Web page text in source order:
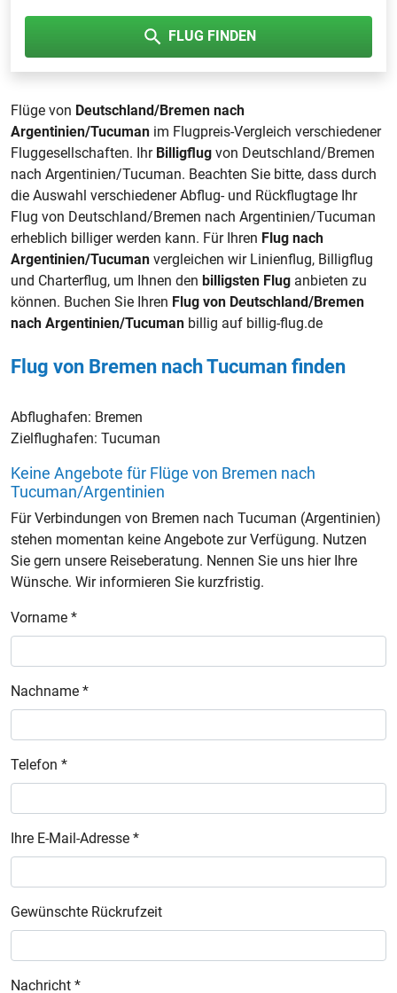
FLUG FINDEN
Flüge von Deutschland/Bremen nach
Argentinien/Tucuman im Flugpreis-Vergleich verschiedener
Fluggesellschaften. Ihr Billigflug von Deutschland/Bremen
nach Argentinien/Tucuman. Beachten Sie bitte, dass durch
die Auswahl verschiedener Abflug- und Rückflugtage Ihr
Flug von Deutschland/Bremen nach Argentinien/Tucuman
erheblich billiger werden kann. Für Ihren Flug nach
Argentinien/Tucuman vergleichen wir Linienflug, Billigflug
und Charterflug, um Ihnen den billigsten Flug anbieten zu
können. Buchen Sie Ihren Flug von Deutschland/Bremen
nach Argentinien/Tucuman billig auf billig-flug.de
Flug von Bremen nach Tucuman finden
Abflughafen: Bremen
Zielflughafen: Tucuman
Keine Angebote für Flüge von Bremen nach
Tucuman/Argentinien
Für Verbindungen von Bremen nach Tucuman (Argentinien)
stehen momentan keine Angebote zur Verfügung. Nutzen
Sie gern unsere Reiseberatung. Nennen Sie uns hier Ihre
Wünsche. Wir informieren Sie kurzfristig.
Vorname *
Nachname *
Telefon *
Ihre E-Mail-Adresse *
Gewünschte Rückrufzeit
Nachricht *